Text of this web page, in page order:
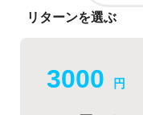
リターンを選ぶ
3000 円